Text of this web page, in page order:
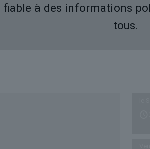
à des informations
tous.